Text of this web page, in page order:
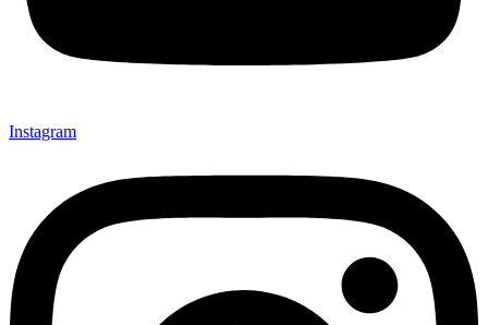
Instagram